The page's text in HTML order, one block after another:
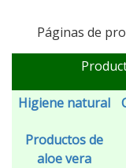
Páginas de
Higiene natural
Productos de
aloe vera